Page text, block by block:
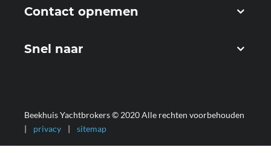
Contact opnemen
Snel naar
Beekhuis Yachtbrokers © 2020 Alle rechten voorbehouden
|
privacy | sitemap